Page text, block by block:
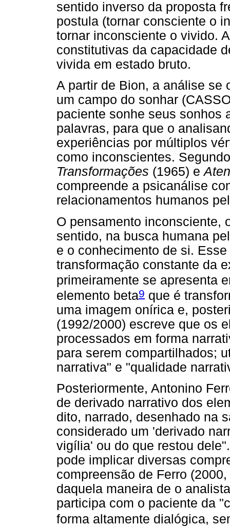
sentido inverso da proposta
postula (tornar consciente o
tornar inconsciente o vivido.
constitutivas da capacidade
vivida em estado bruto.
A partir de Bion, a análise se
um campo do sonhar
paciente sonhe seus sonhos
palavras, para que o
experiências por múltiplos
como inconscientes.
Transformações (1965) e
compreende a psicanálise
relacionamentos humanos
O pensamento inconsciente,
sentido, na busca humana
e o conhecimento de si.
transformação constante da
primeiramente se apresenta
elemento beta9 que é
uma imagem onírica e,
(1992/2000) escreve que os
processados em forma
para serem compartilhados;
narrativa" e "qualidade
Posteriormente, Antonino
de derivado narrativo dos
dito, narrado, desenhado na
considerado um 'derivado
vigília' ou do que restou
pode implicar diversas
compreensão de Ferro
daquela maneira de o
participa com o paciente da
forma altamente dialógica,